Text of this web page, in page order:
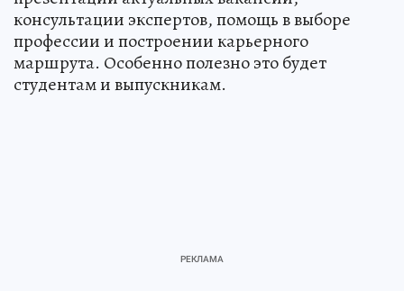
консультации экспертов, помощь в выборе
профессии и построении карьерного
маршрута. Особенно полезно это будет
студентам и выпускникам.